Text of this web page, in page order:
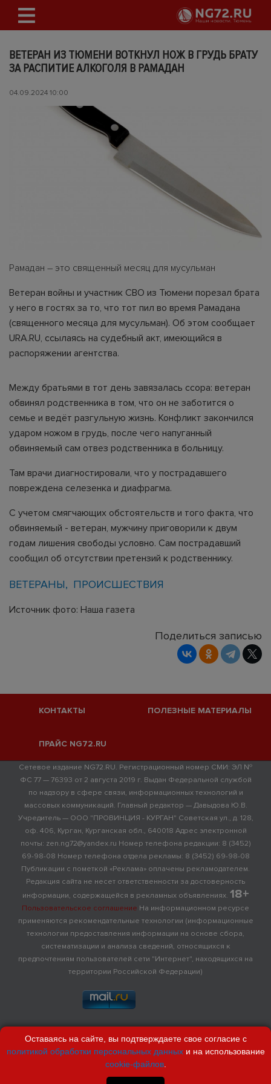
ВЕТЕРАН ИЗ ТЮМЕНИ ВОТКНУЛ НОЖ В ГРУДЬ БРАТУ
ЗА РАСПИТИЕ АЛКОГОЛЯ В РАМАДАН
04.09.2024 10:00
Рамадан – это священный месяц для мусульман
Ветеран войны и участник СВО из Тюмени порезал брата
у него в гостях за то, что тот пил во время Рамадана
(священного месяца для мусульман). Об этом сообщает
URA.RU, ссылаясь на судебный акт, имеющийся в
распоряжении агентства.
Между братьями в тот день завязалась ссора: ветеран
обвинял родственника в том, что он не заботится о
семье и ведёт разгульную жизнь. Конфликт закончился
ударом ножом в грудь, после чего напуганный
обвиняемый сам отвез родственника в больницу.
Там врачи диагностировали, что у пострадавшего
повреждена селезенка и диафрагма.
С учетом смягчающих обстоятельств и того факта, что
обвиняемый - ветеран, мужчину приговорили к двум
годам лишения свободы условно. Сам пострадавший
сообщил об отсутствии претензий к родственнику.
ВЕТЕРАНЫ ПРОИСШЕСТВИЯ
Источник фото: Наша газета
Поделиться записью
КОНТАКТЫ ПОЛЕЗНЫЕ МАТЕРИАЛЫ
ПРАЙС NG72.RU
Сетевое издание NG72.RU. Регистрационный номер СМИ: ЭЛ №
ФС 77 — 76393 от 2 августа 2019 г. Выдан Федеральной службой
по надзору в сфере связи, информационных технологий и
массовых коммуникаций. Главный редактор — Давыдова Ю.В.
Учредитель — ООО "ПРОВИНЦИЯ - КУРГАН" Советская ул., д. 128,
оф. 406, Курган, Курганская обл., 640018 Адрес электронной
почты: zen.ng72@yandex.ru Номер телефона редакции: 8 (3452)
69-98-08 Номер телефона отдела рекламы: 8 (3452) 69-98-08
Публикации с пометкой «Реклама» оплачены рекламодателем.
Редакция сайта не несет ответственности за достоверность
информации, содержащейся в рекламных объявлениях. 18+
Пользовательское соглашение На информационном ресурсе
применяются рекомендательные технологии (информационные
технологии предоставления информации на основе сбора,
систематизации и анализа сведений, относящихся к
предпочтениям пользователей сети "Интернет", находящихся на
территории Российской Федерации)
Оставаясь на сайте, вы подтверждаете свое согласие с
политикой обработки персональных данныхи на использование
cookie-файлов.